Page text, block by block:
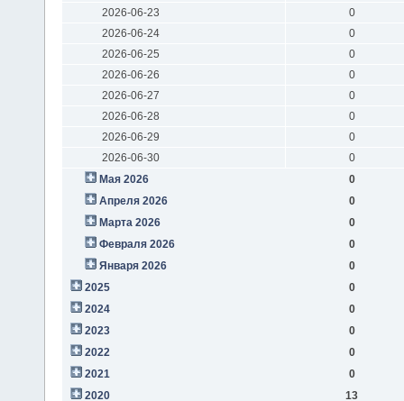
2026-06-23
0
2026-06-24
0
2026-06-25
0
2026-06-26
0
2026-06-27
0
2026-06-28
0
2026-06-29
0
2026-06-30
0
Мая 2026
0
Апреля 2026
0
Марта 2026
0
Февраля 2026
0
Января 2026
0
2025
0
2024
0
2023
0
2022
0
2021
0
2020
13